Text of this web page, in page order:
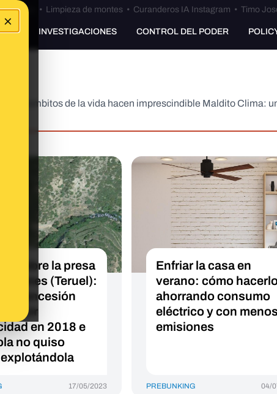
×
Ceuta • Limpieza de montes• Curanderos IA Instagram • Timo
INVESTIGACIONES CONTROL DEL PODER
los ámbitos de la vida hacen imprescindible Maldito Clima:
sobre la presa
Toranes (Teruel):
su concesión
en 2018 e
no quiso
17/05/2023
Enfriar la casa en
verano: cómo
ahorrando consumo
eléctrico y con menos
emisiones
PREBUNKING 04/